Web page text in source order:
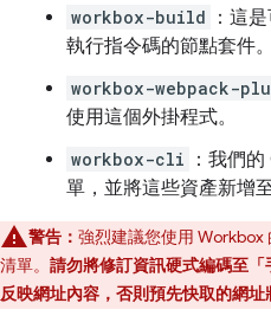
workbox-build
：這
執行指令碼的節點套件。
workbox-webpack-
使用這個外掛程式。
workbox-cli
：我們
單，並將這些資產新增
警告： 強烈建議您使用 Workbox
清單。 請勿將修訂資訊硬式編碼至
反映網址內容，否則預先快取的網址